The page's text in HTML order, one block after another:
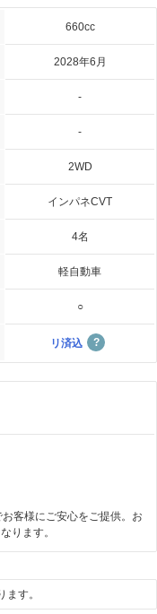
660cc
2028年6月
-
-
2WD
インパネCVT
4名
軽自動車
○
リ済込
客様にご安心をご提供。お
ります。
す。